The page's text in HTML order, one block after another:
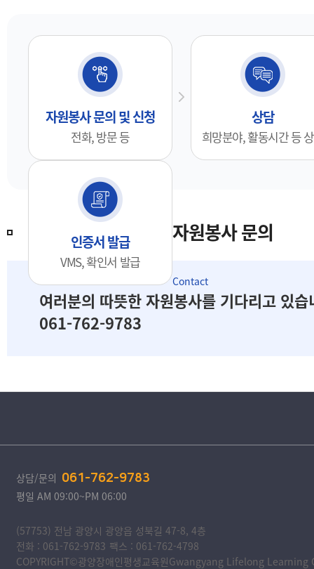
자원봉사 문의 및 신청
전화, 방문 등
상담
희망분야, 활동시간 등
인증서 발급
VMS, 확인서 발급
자원봉사 문의
Contact
여러분의 따뜻한 자원봉사를 기다리고 있습
061-762-9783
(57753) 전남 광양시 광양읍 성북길 47-8, 4층
전화 : 061-762-9783 팩스 : 061-762-4798
COPYRIGHT©광양장애인평생교육원Gwangyang Lifelong
상담/문의 061-762-9783
평일 AM 09:00~PM 06:00